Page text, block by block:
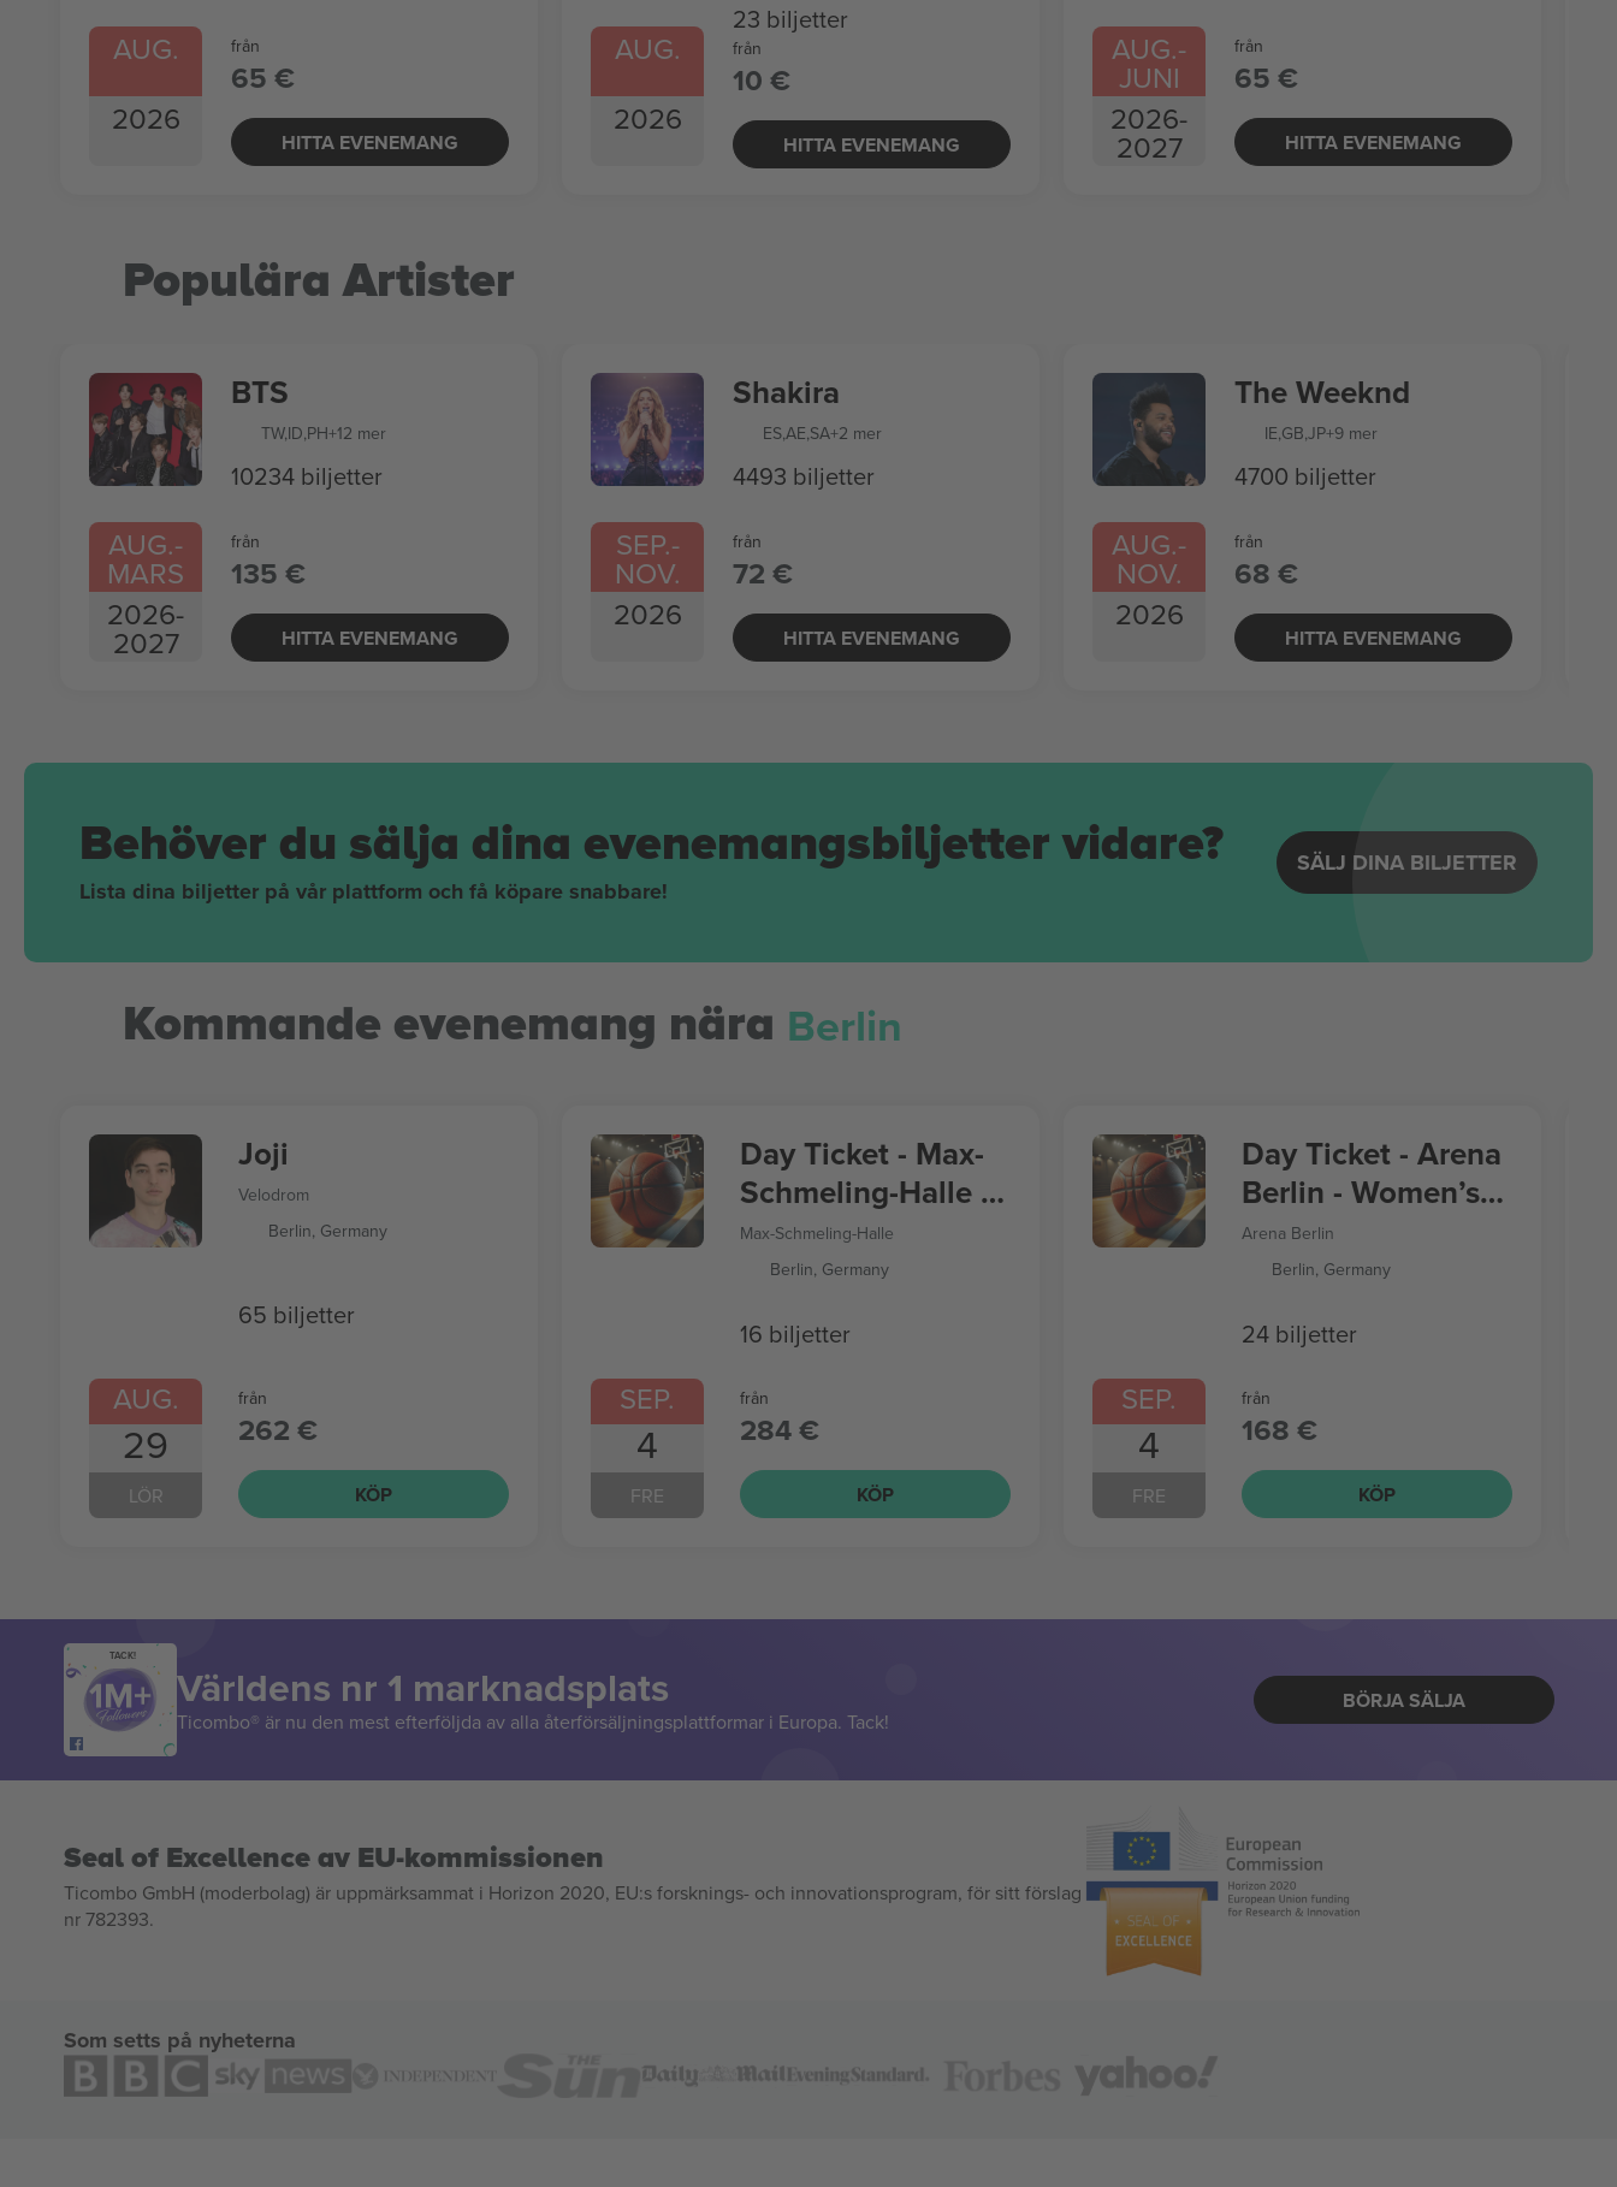
AUG.
2026
från
65 €
HITTA EVENEMANG
AUG.
2026
23 biljetter
från
10 €
HITTA EVENEMANG
AUG.-
JUNI
2026-
2027
från
65 €
HITTA EVENEMANG
Populära Artister
AUG.-
MARS
2026-
2027
BTS
TW,ID,PH+12 mer
10234 biljetter
från
135 €
HITTA EVENEMANG
SEP.-
NOV.
2026
Shakira
ES,AE,SA+2 mer
4493 biljetter
från
72 €
HITTA EVENEMANG
AUG.-
NOV.
2026
The Weeknd
IE,GB,JP+9 mer
4700 biljetter
från
68 €
HITTA EVENEMANG
Behöver du sälja dina evenemangsbiljetter vidare?
Lista dina biljetter på vår plattform och få köpare snabbare!
SÄLJ DINA BILJETTER
Kommande evenemang nära Berlin
AUG.
29
LÖR
Joji
Velodrom
Berlin, Germany
65 biljetter
från
262 €
KÖP
SEP.
4
FRE
Day Ticket - Max-
Schmeling-Halle -
Women’s
Basketball World
Max-Schmeling-Halle
Berlin, Germany
16 biljetter
från
284 €
KÖP
SEP.
4
FRE
Day Ticket - Arena
Berlin - Women’s
Basketball World
Cup
Arena Berlin
Berlin, Germany
24 biljetter
från
168 €
KÖP
TACK!
Världens nr 1 marknadsplats
Ticombo® är nu den mest efterföljda av alla återförsäljningsplattformar i Europa. Tack!
BÖRJA SÄLJA
Seal of Excellence av EU-kommissionen
Ticombo GmbH (moderbolag) är uppmärksammat i Horizon 2020, EU:s forsknings- och innovationsprogram, för sitt förslag
nr 782393.
Som setts på nyheterna